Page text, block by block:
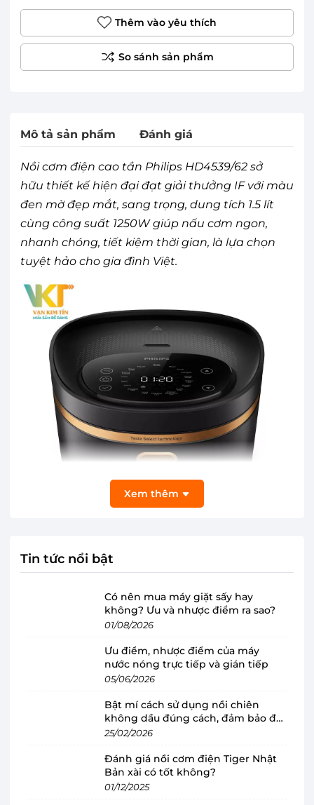
Thêm vào yêu thích
Mô tả sản phẩm Đánh giá
Nồi cơm điện cao tần Philips HD4539/62 sở
hữu thiết kế hiện đại đạt giải thưởng IF với màu
đen mờ đẹp mắt, sang trọng, dung tích 1.5 lít
cùng công suất 1250W giúp nấu cơm ngon,
nhanh chóng, tiết kiệm thời gian, là lựa chọn
tuyệt hảo cho gia đình Việt.
Nồi cơm điện cao tần Philips HD4539/62
đạt giải thưởng thiết kế IF với phong cách
hiện đại, sang trọng
danh giá nhất thế giới, con dấu iF biểu thị thiết
kế tốt dành cho người tiêu dùng và cộng đồng
ngữ thiết kế gia dụng hài hòa của Philips để phù
hợp với căn bếp của người dùng với hiệu suất và
Nồi cơm điện cao tần Philips HD4539/62 thiết kế
Xem thêm
Tin tức nổi bật
Có nên mua máy giặt sấy hay
không? Ưu và nhược điểm ra sao?
01/08/2026
Ưu điểm, nhược điểm của máy
nước nóng trực tiếp và gián tiếp
05/06/2026
Bật mí cách sử dụng nồi chiên
không dầu đúng cách, đảm bảo độ
bền
25/02/2026
Đánh giá nồi cơm điện Tiger Nhật
Bản xài có tốt không?
01/12/2025